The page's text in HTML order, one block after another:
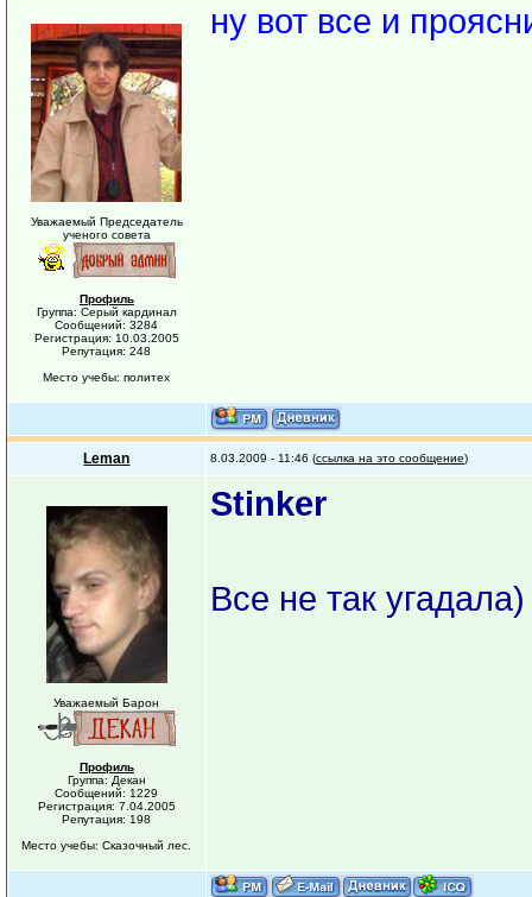
Уважаемый Председатель
ученого совета
Профиль
Группа: Серый кардинал
Сообщений: 3284
Регистрация: 10.03.2005
Репутация: 248
Место учебы: политех
ну вот все и
Leman 8.03.2009 - 11:46 (ссылка на это сообщение)
Уважаемый Барон
Профиль
Группа: Декан
Сообщений: 1229
Регистрация: 7.04.2005
Репутация: 198
Место учебы: Сказочный лес.
Stinker
Все не так угадала)